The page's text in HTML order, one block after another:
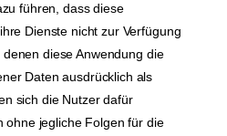
führen, dass diese
Dienste nicht zur Verfügung
diese Anwendung die
Daten ausdrücklich als
sich die Nutzer dafür
ohne jegliche Folgen für die